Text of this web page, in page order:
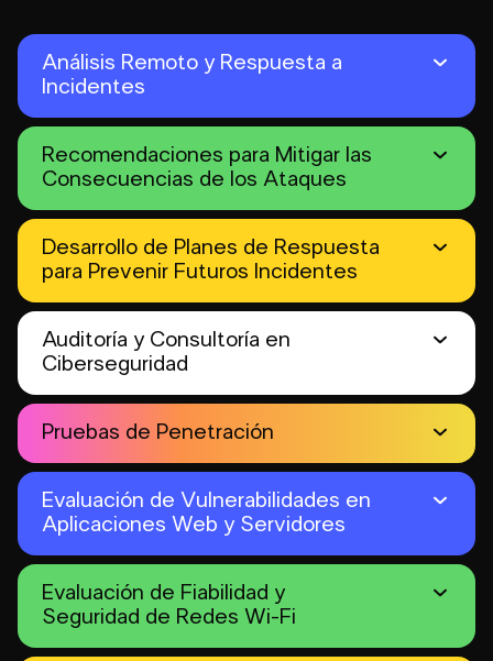
Análisis Remoto y Respuesta a
Incidentes
Recomendaciones para Mitigar las
Consecuencias de los Ataques
Desarrollo de Planes de Respuesta
para Prevenir Futuros Incidentes
Auditoría y Consultoría en
Ciberseguridad
Pruebas de Penetración
Evaluación de Vulnerabilidades en
Aplicaciones Web y Servidores
Evaluación de Fiabilidad y
Seguridad de Redes Wi-Fi